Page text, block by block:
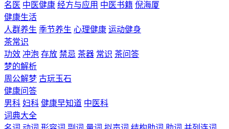
名医 中医健康 经方与应用 中医书籍 倪海厦
健康生活
人群养生 季节养生 心理健康 运动健身
茶常识
功效 冲泡 存放 禁忌 茶器 常识 茶问答
梦的解析
周公解梦 古玩玉石
健康问答
男科 妇科 健康早知道 中医科
词典大全